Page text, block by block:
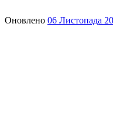
Оновлено 06 Листопада